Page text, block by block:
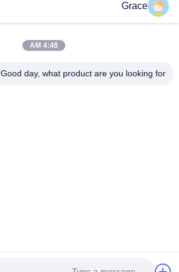
ارسل
Grace
4:48 AM
Good day, what product are you looking for?